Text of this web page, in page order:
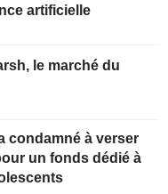
artificielle
le marché du
condamné à verser
un fonds dédié à